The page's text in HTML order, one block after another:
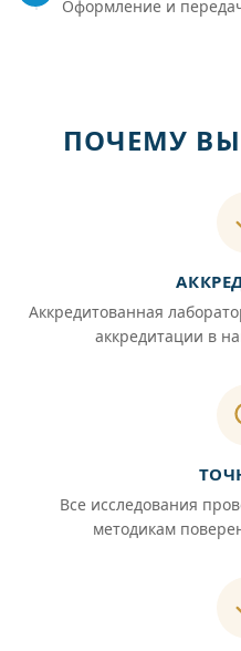
Оформление и
ПОЧЕМУ
Аккредитованная
аккредитации в
Все исследования
методикам